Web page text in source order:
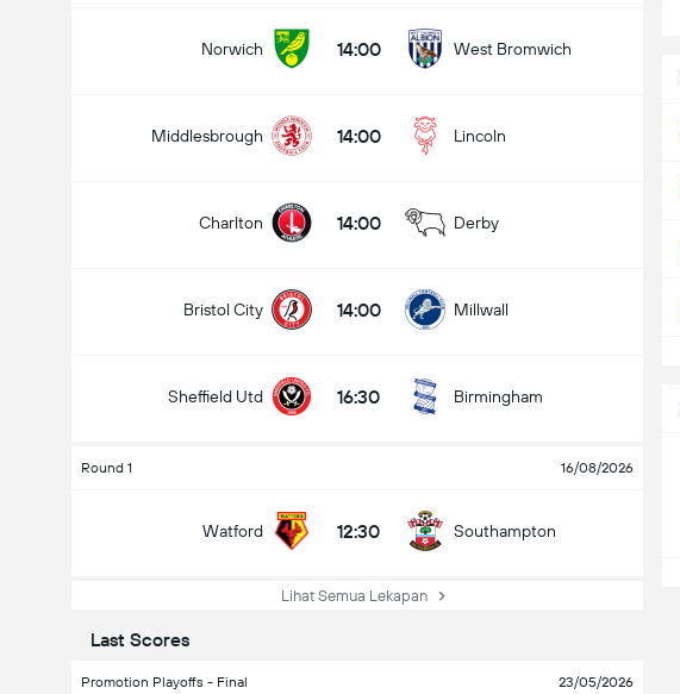
Norwich 14:00 West Bromwich
Middlesbrough 14:00 Lincoln
Charlton 14:00 Derby
Bristol City 14:00 Millwall
Sheffield Utd 16:30 Birmingham
Round 1 16/08/2026
Watford 12:30 Southampton
Lihat Semua Lekapan
Last Scores
Promotion Playoffs - Final 23/05/2026